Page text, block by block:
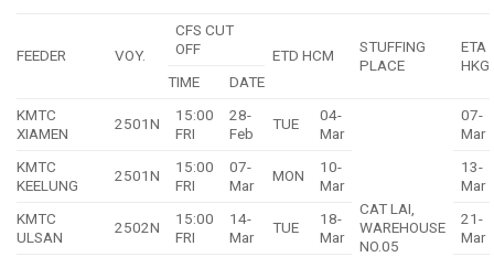
FEEDER VOY.
CFS CUT
OFF
ETD HCM
STUFFING
PLACE
ETA
HKG
TIME
DATE
KMTC
XIAMEN
2501N
15:00
FRI
28-
Feb
TUE
04-
Mar
CAT LAI,
WAREHOUSE
NO.05
07-
Mar
KMTC
KEELUNG
2501N
15:00
FRI
07-
Mar
MON
10-
Mar
13-
Mar
KMTC
ULSAN
2502N
15:00
FRI
14-
Mar
TUE
18-
Mar
21-
Mar